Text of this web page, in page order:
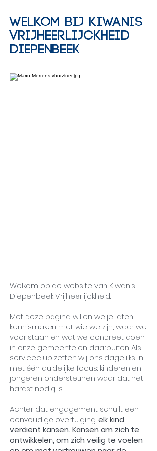
Welkom bij Kiwanis
VrijheerlijckheiD
diepenbeek
Welkom op de website van Kiwanis
Diepenbeek Vrijheerlijckheid.
Met deze pagina willen we je laten
kennismaken met wie we zijn, waar we
voor staan en wat we concreet doen
in onze gemeente en daarbuiten. Als
serviceclub zetten wij ons dagelijks in
met één duidelijke focus: kinderen en
jongeren ondersteunen waar dat het
hardst nodig is.
Achter dat engagement schuilt een
eenvoudige overtuiging:elk kind
verdient kansen. Kansen om zich te
ontwikkelen, om zich veilig te voelen